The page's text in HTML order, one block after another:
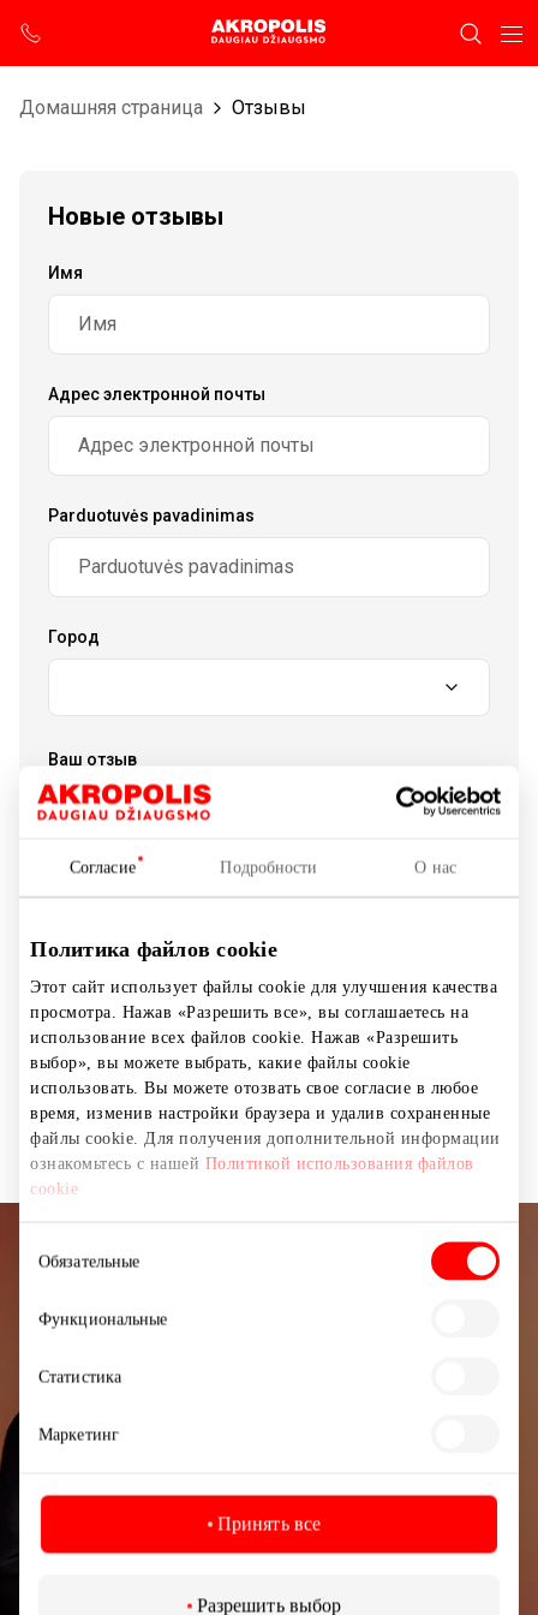
Согласие Подробности О нас
Политика файлов cookie
Этот сайт использует файлы cookie для улучшения качества
просмотра. Нажав «Разрешить все», вы соглашаетесь на
использование всех файлов cookie. Нажав «Разрешить
выбор», вы можете выбрать, какие файлы cookie
использовать. Вы можете отозвать свое согласие в любое
время, изменив настройки браузера и удалив сохраненные
файлы cookie. Для получения дополнительной информации
ознакомьтесь с нашей Политикой использования файлов
cookie
согласия
Обязательные
Функциональные
Статистика
Маркетинг
Принять все
Разрешить выбор
Домашняя страница Отзывы
Комментариев пока нет. Будьте
первым, кто оставит
комментарий!
Новые отзывы
Имя
Адрес электронной почты
Parduotuvės pavadinimas
Город
Ваш отзыв
Подписывайтесь на рассылку
мероприятиях и самой свежей информации от
Подписаться